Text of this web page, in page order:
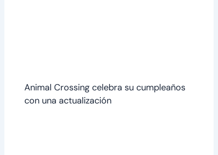
Animal Crossing celebra su cumpleaños
con una actualización